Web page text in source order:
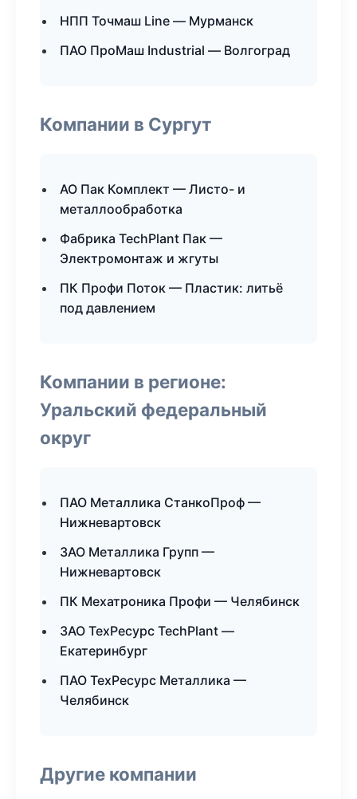
НПП Точмаш Line — Мурманск
ПАО ПроМаш Industrial — Волгоград
Компании в Сургут
АО Пак Комплект — Листо- и
металлообработка
Фабрика TechPlant Пак —
Электромонтаж и жгуты
ПК Профи Поток — Пластик: литьё
под давлением
Компании в регионе:
Уральский федеральный
округ
ПАО Металлика СтанкоПроф —
Нижневартовск
ЗАО Металлика Групп —
Нижневартовск
ПК Мехатроника Профи — Челябинск
ЗАО ТехРесурс TechPlant —
Екатеринбург
ПАО ТехРесурс Металлика —
Челябинск
Другие компании